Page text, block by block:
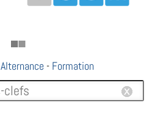
Alternance - Formation